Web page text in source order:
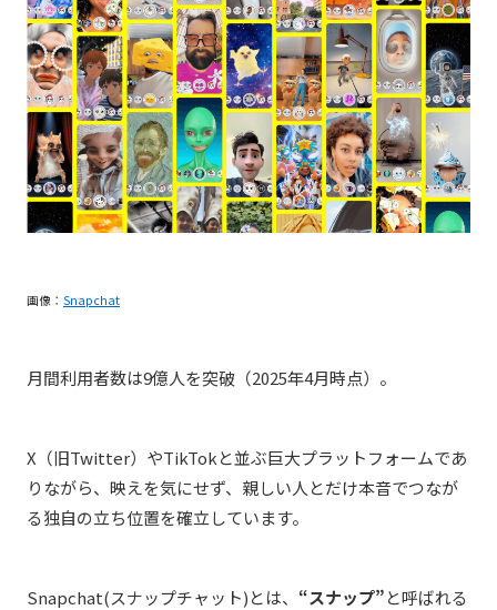
画像： Snapchat
月間利用者数は9億人を突破 （2025年4月時点） 。
X（旧Twitter） やTikTokと並ぶ巨大プラットフォームであ
りながら、映えを気にせず、親しい人とだけ本音でつなが
る独自の立ち位置を確立しています。
Snapchat(スナップチャット)とは、 “スナップ”と呼ばれる